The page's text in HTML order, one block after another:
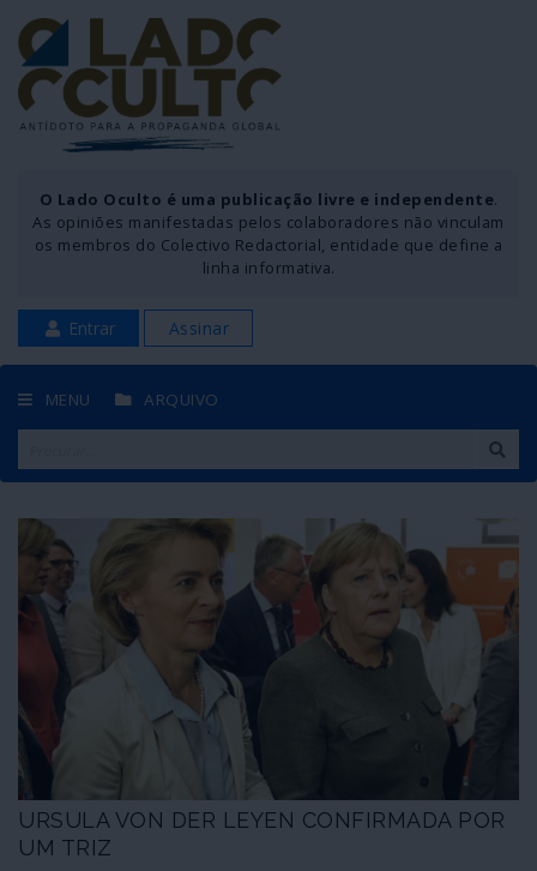
O Lado Oculto é uma publicação livre e independente.
As opiniões manifestadas pelos colaboradores não vinculam
os membros do Colectivo Redactorial, entidade que define a
linha informativa.
Entrar Assinar
MENU ARQUIVO
URSULA VON DER LEYEN CONFIRMADA POR
UM TRIZ